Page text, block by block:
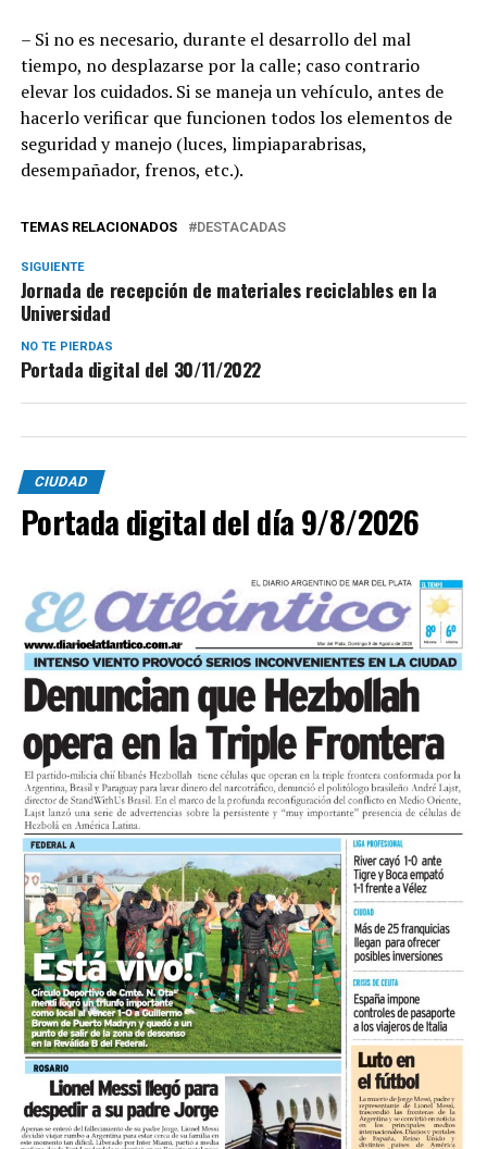
– Si no es necesario, durante el desarrollo del mal
tiempo, no desplazarse por la calle; caso contrario
elevar los cuidados. Si se maneja un vehículo, antes de
hacerlo verificar que funcionen todos los elementos de
seguridad y manejo (luces, limpiaparabrisas,
desempañador, frenos, etc.).
TEMAS RELACIONADOS DESTACADAS
SIGUIENTE
Jornada de recepción de materiales reciclables en la
Universidad
NO TE PIERDAS
Portada digital del 30/11/2022
CIUDAD
Portada digital del día 9/8/2026